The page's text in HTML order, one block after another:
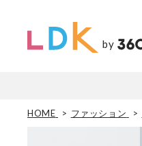
by
HOME ファッション